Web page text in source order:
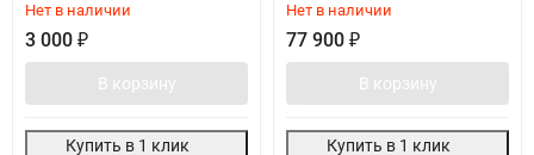
Нет в наличии
3 000 ₽
В корзину
Купить в 1 клик
Нет в наличии
77 900 ₽
В корзину
Купить в 1 клик